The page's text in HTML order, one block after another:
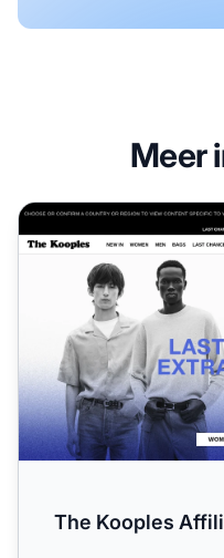
Meer
The Kooples Affiliate
The Kooples